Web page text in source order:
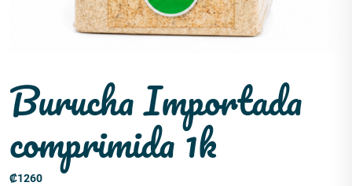
Burucha Importada
comprimida 1k
₡1260